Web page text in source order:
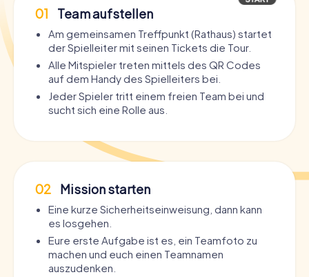
01 Team aufstellen
Am gemeinsamen Treffpunkt (Rathaus) startet
der Spielleiter mit seinen Tickets die Tour.
Alle Mitspieler treten mittels des QR Codes
auf dem Handy des Spielleiters bei.
Jeder Spieler tritt einem freien Team bei und
sucht sich eine Rolle aus.
02 Mission starten
Eine kurze Sicherheitseinweisung, dann kann
es losgehen.
Eure erste Aufgabe ist es, ein Teamfoto zu
machen und euch einen Teamnamen
auszudenken.